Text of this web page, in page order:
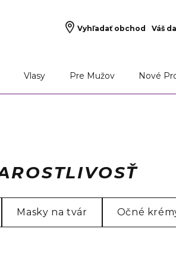
Vyhľadať obchod Váš
Vlasy Pre Mužov Nové
Masky na tvár Očné